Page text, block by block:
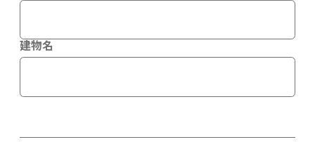
建物名